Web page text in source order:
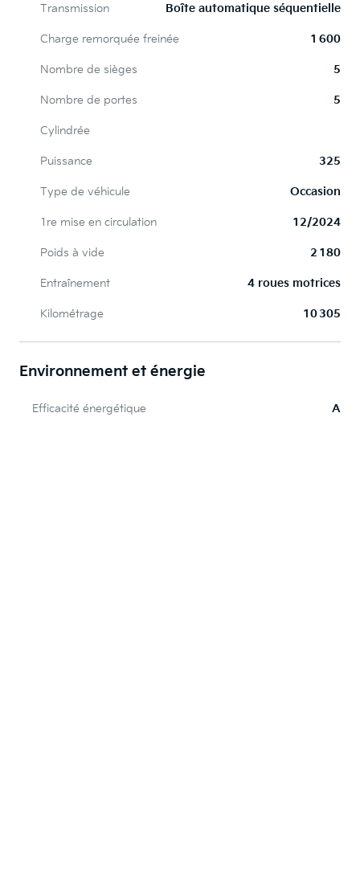
Transmission Boîte automatique séquentielle
Charge remorquée freinée 1 600
Nombre de sièges 5
Nombre de portes 5
Cylindrée
Puissance 325
Type de véhicule Occasion
1re mise en circulation 12/2024
Poids à vide 2 180
Entraînement 4 roues motrices
Kilométrage 10 305
Environnement et énergie
Efficacité énergétique A